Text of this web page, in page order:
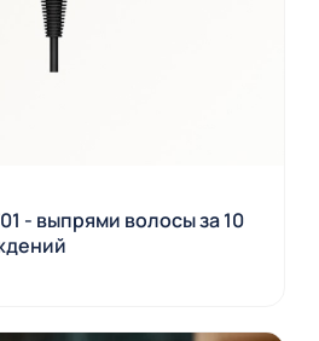
- выпрями волосы за 10